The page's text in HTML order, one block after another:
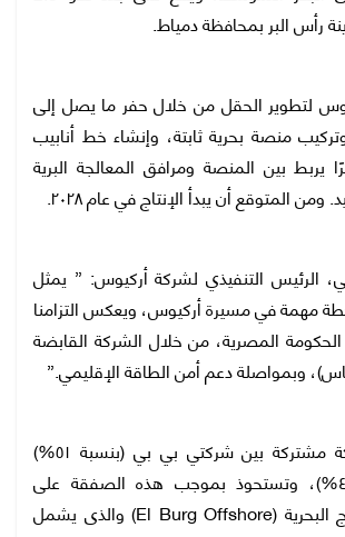
رأس البر بمحافظة دمياط.
لتطوير الحقل من خلال حفر ما يصل إلى
منصة بحرية ثابتة، وإنشاء خط أنابيب
يربط بين المنصة ومرافق المعالجة البرية
المتوقع أن يبدأ الإنتاج في عام ٢٠٢٨.
الرئيس التنفيذي لشركة أركيوس: ” يمثل
مهمة في مسيرة أركيوس، ويعكس التزامنا
الحكومة المصرية، من خلال الشركة القابضة
وبمواصلة دعم أمن الطاقة الإقليمي.”
تُعد أركيوس شركة مشتركة بين شركتي بي بي (بنسبة ٥١%)
وXRG (بنسبة ٤٩%)، وتستحوذ بموجب هذه الصفقة على
منطقة امتياز البرج البحرية (El Burg Offshore) والذى يشمل